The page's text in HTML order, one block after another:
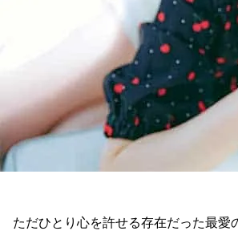
ただひとり心を許せる存在だった最愛